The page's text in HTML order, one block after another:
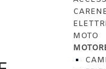
MOTO